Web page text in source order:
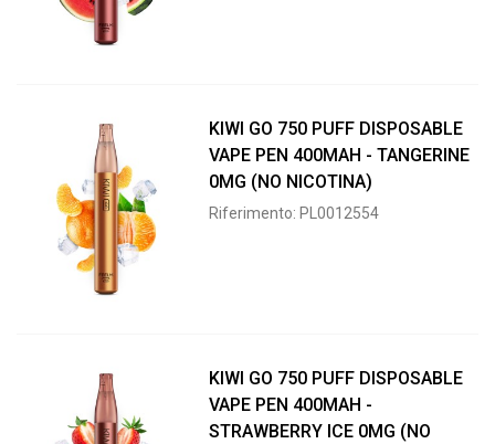
KIWI GO 750 PUFF DISPOSABLE
VAPE PEN 400MAH - TANGERINE
0MG (NO NICOTINA)
Riferimento: PL0012554
KIWI GO 750 PUFF DISPOSABLE
VAPE PEN 400MAH -
STRAWBERRY ICE 0MG (NO